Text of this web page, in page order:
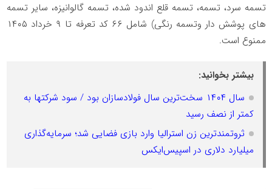
تسمه سرد، تسمه، تسمه قلع اندود شده، تسمه گالوانیزه، سایر تسمه
های پوشش دار وتسمه رنگی) شامل ٦٦ کد تعرفه تا ٩ خرداد ١٤٠٥
ممنوع است.
بیشتر بخوانید:
سال ۱۴۰۴ سخت‌ترین سال فولادسازان بود / سود شرکتها به
کمتر از نصف رسید
ثروتمندترین زن استرالیا وارد بازی فضایی شد؛ سرمایه‌گذاری
میلیارد دلاری در اسپیس‌ایکس